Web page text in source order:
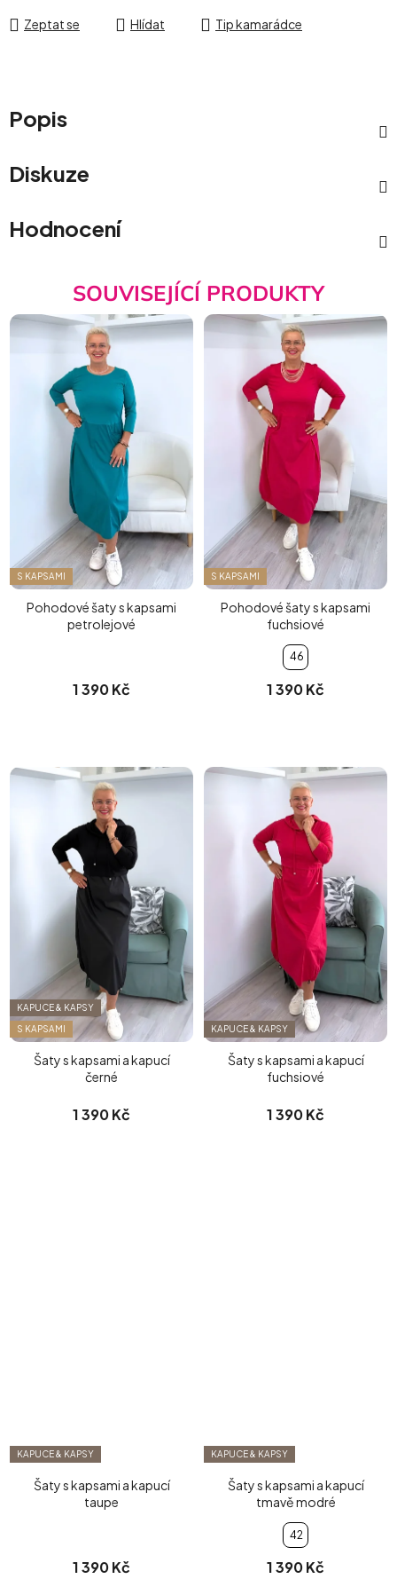
Zeptat se Hlídat Tip kamarádce
Popis
Diskuze
Hodnocení
SOUVISEJÍCÍ PRODUKTY
S KAPSAMI
Pohodové šaty s kapsami
petrolejové
1 390 Kč
S KAPSAMI
Pohodové šaty s kapsami
fuchsiové
46
1 390 Kč
KAPUCE & KAPSY
S KAPSAMI
Šaty s kapsami a kapucí
černé
1 390 Kč
KAPUCE & KAPSY
Šaty s kapsami a kapucí
fuchsiové
1 390 Kč
KAPUCE & KAPSY
Šaty s kapsami a kapucí
taupe
1 390 Kč
KAPUCE & KAPSY
Šaty s kapsami a kapucí
tmavě modré
42
1 390 Kč